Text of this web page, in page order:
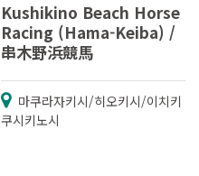
Kushikino Beach Horse
Racing (Hama-Keiba) /
串木野浜競馬
마쿠라자키시/히오키시/이치키
쿠시키노시